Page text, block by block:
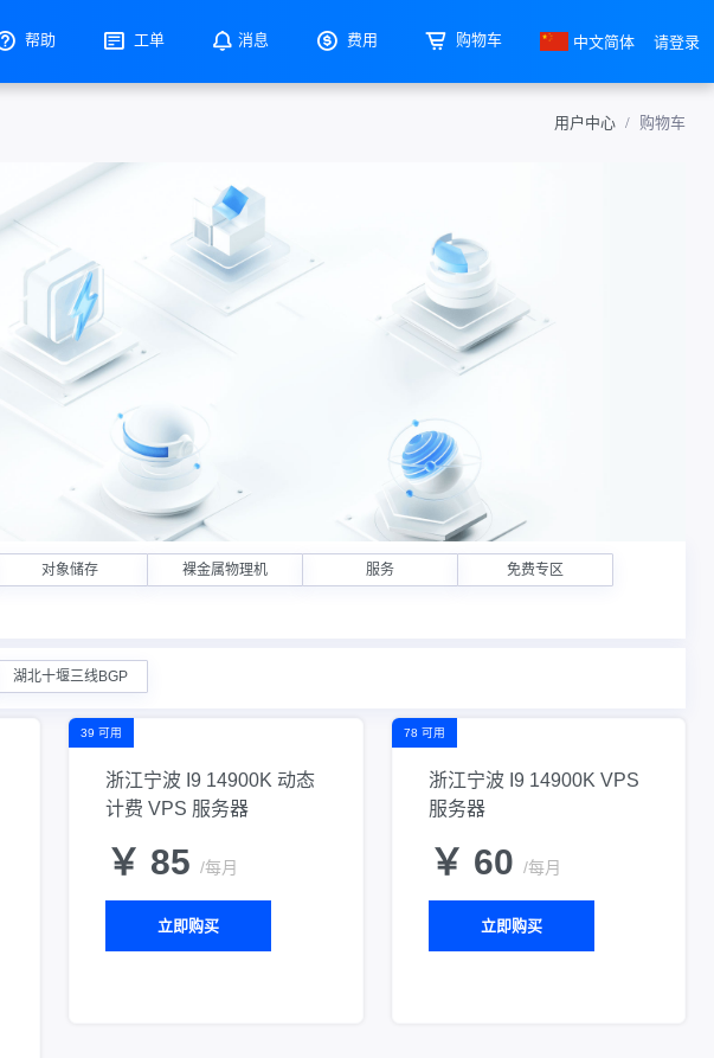
帮助 工单 消息 费用 购物车 中文简体 请登录
用户中心 购物车
对象储存 裸金属物理机 服务 免费专区
湖北十堰三线BGP
39 可用
浙江宁波 I9 14900K 动态
计费 VPS 服务器
￥ 85 /每月
立即购买
78 可用
浙江宁波 I9 14900K VPS
服务器
￥ 60 /每月
立即购买